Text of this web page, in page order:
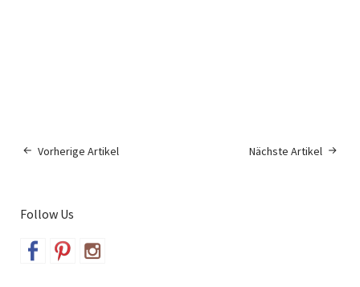
Vorherige Artikel Nächste Artikel
Follow Us